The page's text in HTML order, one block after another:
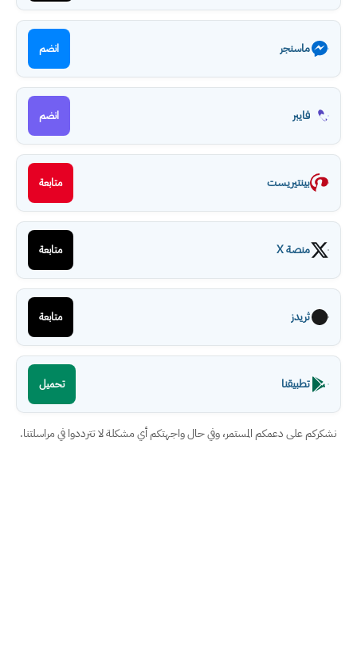
ماسنجر انضم
فايبر انضم
بينتيريست متابعة
منصة X متابعة
ثريدز متابعة
تطبيقنا تحميل
نشكركم على دعمكم المستمر، وفي حال واجهتكم أي مشكلة لا تترددوا في مراسلتنا.